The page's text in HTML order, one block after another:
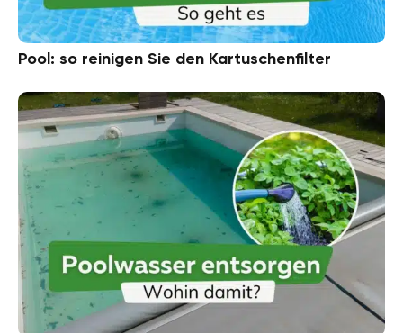
Pool: so reinigen Sie den Kartuschenfilter